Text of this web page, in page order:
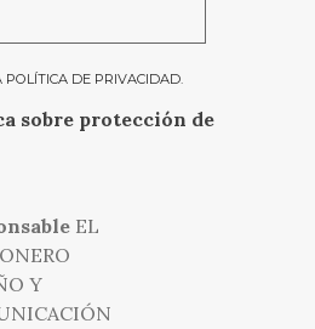
POLÍTICA DE PRIVACIDAD.
sobre protección de
EL
Y